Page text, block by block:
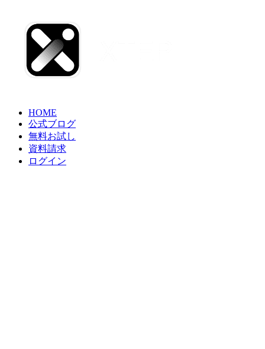
HOME
公式ブログ
無料お試し
資料請求
ログイン